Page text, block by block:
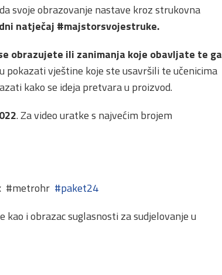
svoje obrazovanje nastave kroz strukovna
natječaj #majstorsvojestruke.
obrazujete ili zanimanja koje obavljate te ga
pokazati vještine koje ste usavršili te učenicima
kako se ideja pretvara u proizvod.
. Za video uratke s najvećim brojem
#metrohr #paket24
i obrazac suglasnosti za sudjelovanje u